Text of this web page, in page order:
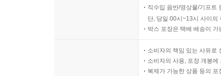
직수입 음반/영상물/기프트
단, 당일 00시~13시 사이의
박스 포장은 택배 배송이
소비자의 책임 있는 사유로
소비자의 사용, 포장 개봉
복제가 가능한 상품 등의